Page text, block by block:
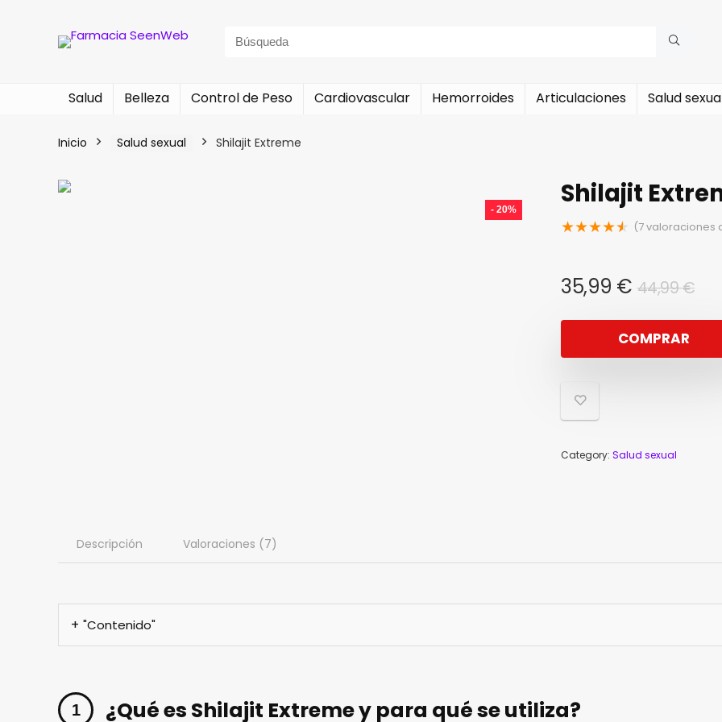
Search
Salud Belleza Control de Peso Cardiovascular Hemorroides Articulaciones Salud
Inicio Salud sexual Shilajit Extreme
- 20% Shilajit
★★★★★ (7valoraciones
44,99€El
35,99 €
El
es:
COMPRAR
Category: Salud sexual
Descripción Valoraciones (7)
"Contenido"
¿Qué es Shilajit Extreme y para qué se utiliza?